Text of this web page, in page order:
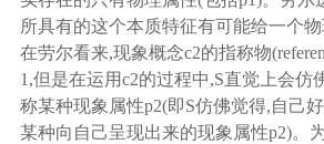
所具有的这个本质特征有可能给一个
在劳尔看来,现象概念c2的指称物
1,但是在运用c2的过程中,S直觉上会仿
称某种现象属性p2(即S仿佛觉得,自己
某种向自己呈现出来的现象属性p2)。